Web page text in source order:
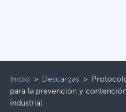
Inicio > Descargas >
para la prevención y
industrial